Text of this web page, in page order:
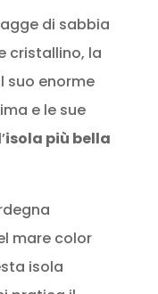
di sabbia
cristallino, la
suo enorme
e le sue
isola più bella
mare color
isola